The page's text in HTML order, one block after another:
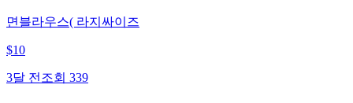
면블라우스( 라지싸이즈
$10
3달 전 조회 339